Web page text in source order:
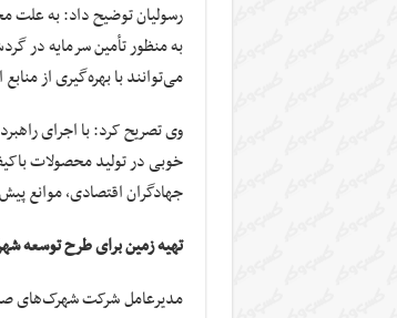
رسولیان توضیح داد: به علت
به منظور تأمین سرمایه در
می‌توانند با بهره‌گیری از
وی تصریح کرد: با اجرای
خوبی در تولید محصولات
جهادگران اقتصادی، موانع
تهیه زمین برای طرح توسعه